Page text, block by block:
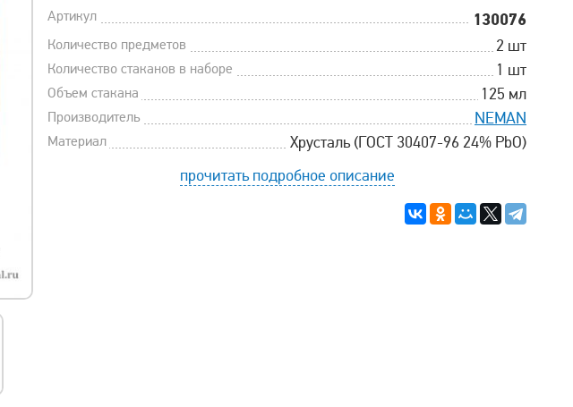
Артикул 130076
Количество предметов 2 шт
Количество стаканов в наборе 1 шт
Объем стакана 125 мл
Производитель NEMAN
Материал
Хрусталь (ГОСТ 30407-96 24% PbO)
прочитать подробное описание